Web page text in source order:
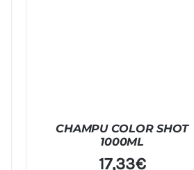
CHAMPU COLOR SHOT
1000ML
17,33€